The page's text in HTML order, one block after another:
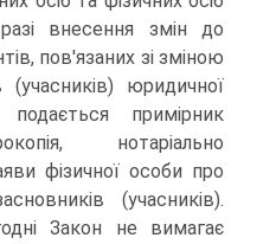
внесення змін до
пов'язаних зі зміною
(учасників) юридичної
примірник
нотаріально
фізичної особи про
(учасників).
Закон не вимагає